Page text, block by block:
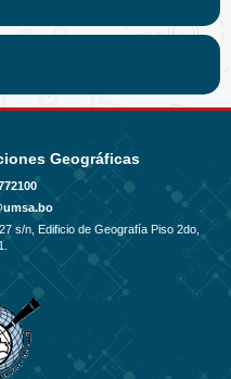
Geográficas
s/n, Edificio de Geografía Piso 2do,